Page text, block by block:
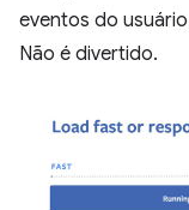
eventos do
Não é divertido.